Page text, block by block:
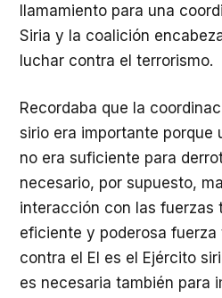
llamamiento para una
Siria y la coalición
luchar contra el terrorismo.
Recordaba que la
sirio era importante porque
no era suficiente para
necesario, por supuesto,
interacción con las fuerzas
eficiente y poderosa
contra el EI es el Ejército
es necesaria también para